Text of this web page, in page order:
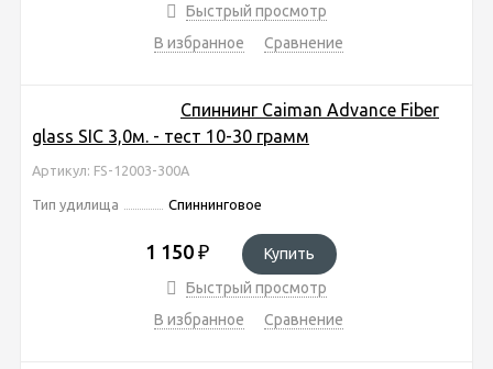
Быстрый просмотр
В избранное
Сравнение
Спиннинг Caiman Advance Fiber
glass SIC 3,0м. - тест 10-30 грамм
Артикул: FS-12003-300A
Тип удилища Спиннинговое
1 150 ₽
Купить
Быстрый просмотр
В избранное
Сравнение